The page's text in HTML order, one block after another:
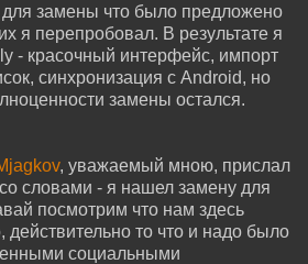
для замены что было предложено
я перепробовал. В результате я
- красочный интерфейс, импорт
синхронизация с Android, но
замены остался.
, уважаемый мною, прислал
со словами - я нашел замену для
посмотрим что нам здесь
действительно то что и надо было
социальными